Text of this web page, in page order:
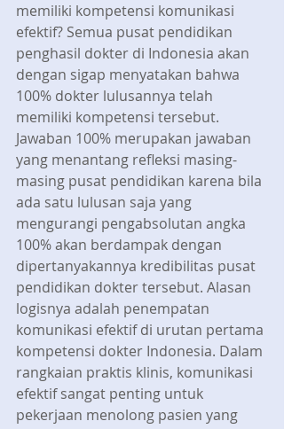
memiliki kompetensi komunikasi
efektif? Semua pusat pendidikan
penghasil dokter di Indonesia akan
dengan sigap menyatakan bahwa
100% dokter lulusannya telah
memiliki kompetensi tersebut.
Jawaban 100% merupakan jawaban
yang menantang refleksi masing-
masing pusat pendidikan karena bila
ada satu lulusan saja yang
mengurangi pengabsolutan angka
100% akan berdampak dengan
dipertanyakannya kredibilitas pusat
pendidikan dokter tersebut. Alasan
logisnya adalah penempatan
komunikasi efektif di urutan pertama
kompetensi dokter Indonesia. Dalam
rangkaian praktis klinis, komunikasi
efektif sangat penting untuk
pekerjaan menolong pasien yang